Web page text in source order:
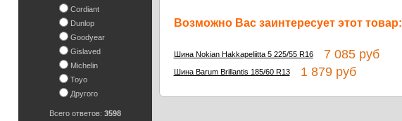
Cordiant
Dunlop
Goodyear
Gislaved
Michelin
Toyo
Другого
Всего ответов: 3598
Возможно Вас заинтересует этот товар:
Шина Nokian Hakkapeliitta 5 225/55 R167 085 руб
Шина Barum Brillantis 185/60 R131 879 руб